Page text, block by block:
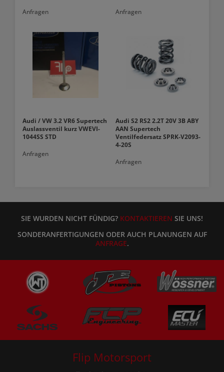
Anfragen
Anfragen
Audi / VW 3.2 VR6 Supertech
Auslassventil kurz VWEVI-
1044SS STD
Anfragen
Audi S2 RS2 2.2T 20V 3B ABY
AAN Supertech
Ventilfedersatz SPRK-V2093-
4-20S
Anfragen
SIE WURDEN NICHT FÜNDIG? KONTAKTIEREN SIE UNS!
SONDERANFERTIGUNGEN ODER AUCH PLANUNGEN AUF
ANFRAGE.
Flip Motorsport